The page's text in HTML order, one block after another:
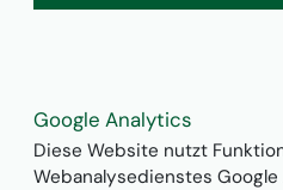
Google Analytics
Diese Website nutzt
Webanalysedienstes